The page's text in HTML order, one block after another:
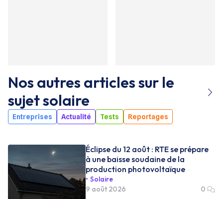
Nos autres articles sur le
sujetsolaire
Entreprises Actualité Tests Reportages
Éclipse du 12 août : RTE se prépare
à une baisse soudaine de la
production photovoltaïque
Solaire
9 août 2026
0